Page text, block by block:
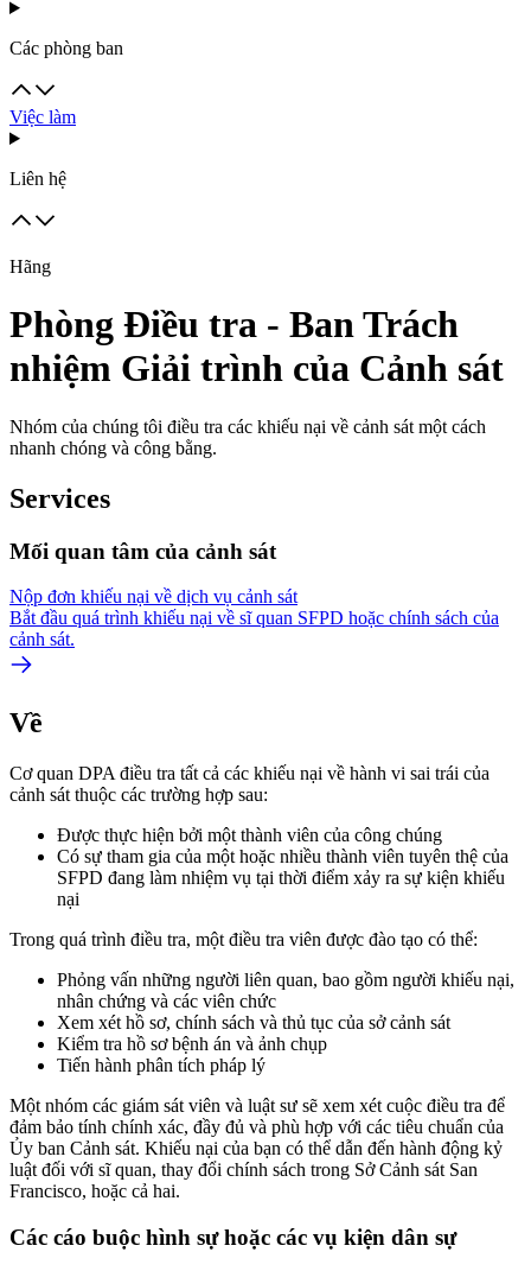
Các phòng ban
Việc làm
Liên hệ
Hãng
Phòng Điều tra - Ban Trách
nhiệm Giải trình của Cảnh sát
Nhóm của chúng tôi điều tra các khiếu nại về cảnh sát một cách
nhanh chóng và công bằng.
Services
Mối quan tâm của cảnh sát
Nộp đơn khiếu nại về dịch vụ cảnh sát
Bắt đầu quá trình khiếu nại về sĩ quan SFPD hoặc chính sách của
cảnh sát.
Về
Cơ quan DPA điều tra tất cả các khiếu nại về hành vi sai trái của
cảnh sát thuộc các trường hợp sau:
Được thực hiện bởi một thành viên của công chúng
Có sự tham gia của một hoặc nhiều thành viên tuyên thệ của
SFPD đang làm nhiệm vụ tại thời điểm xảy ra sự kiện khiếu
nại
Trong quá trình điều tra, một điều tra viên được đào tạo có thể:
Phỏng vấn những người liên quan, bao gồm người khiếu nại,
nhân chứng và các viên chức
Xem xét hồ sơ, chính sách và thủ tục của sở cảnh sát
Kiểm tra hồ sơ bệnh án và ảnh chụp
Tiến hành phân tích pháp lý
Một nhóm các giám sát viên và luật sư sẽ xem xét cuộc điều tra để
đảm bảo tính chính xác, đầy đủ và phù hợp với các tiêu chuẩn của
Ủy ban Cảnh sát. Khiếu nại của bạn có thể dẫn đến hành động kỷ
luật đối với sĩ quan, thay đổi chính sách trong Sở Cảnh sát San
Francisco, hoặc cả hai.
Các cáo buộc hình sự hoặc các vụ kiện dân sự